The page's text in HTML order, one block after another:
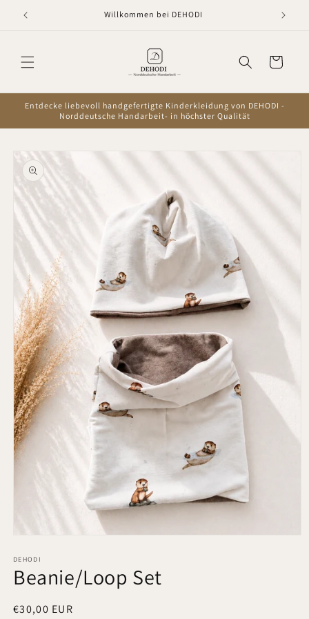
zum
Willkommen bei DEHODI
Warenkorb
Entdecke liebevoll handgefertigte Kinderkleidung von DEHODI -
Norddeutsche Handarbeit- in höchster Qualität
in
Modal
öffnen
DEHODI
Beanie/Loop Set
Normaler
€30,00 EUR